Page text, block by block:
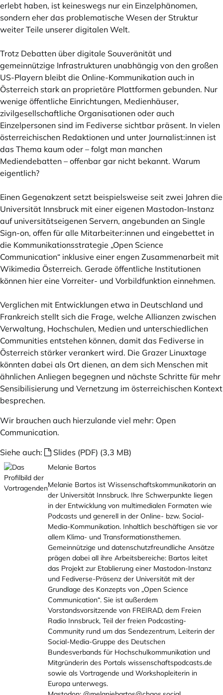
erlebt haben, ist keineswegs nur ein Einzelphänomen,
sondern eher das problematische Wesen der Struktur
weiter Teile unserer digitalen Welt.
Trotz Debatten über digitale Souveränität und
gemeinnützige Infrastrukturen unabhängig von den großen
US-Playern bleibt die Online-Kommunikation auch in
Österreich stark an proprietäre Plattformen gebunden. Nur
wenige öffentliche Einrichtungen, Medienhäuser,
zivilgesellschaftliche Organisationen oder auch
Einzelpersonen sind im Fediverse sichtbar präsent. In vielen
österreichischen Redaktionen und unter Journalist:innen ist
das Thema kaum oder – folgt man manchen
Mediendebatten – offenbar gar nicht bekannt. Warum
eigentlich?
Einen Gegenakzent setzt beispielsweise seit zwei Jahren die
Universität Innsbruck mit einer eigenen Mastodon-Instanz
auf universitätseigenen Servern, angebunden an Single
Sign-on, offen für alle Mitarbeiter:innen und eingebettet in
die Kommunikationsstrategie „Open Science
Communication“ inklusive einer engen Zusammenarbeit mit
Wikimedia Österreich. Gerade öffentliche Institutionen
können hier eine Vorreiter- und Vorbildfunktion einnehmen.
Verglichen mit Entwicklungen etwa in Deutschland und
Frankreich stellt sich die Frage, welche Allianzen zwischen
Verwaltung, Hochschulen, Medien und unterschiedlichen
Communities entstehen können, damit das Fediverse in
Österreich stärker verankert wird. Die Grazer Linuxtage
könnten dabei als Ort dienen, an dem sich Menschen mit
ähnlichen Anliegen begegnen und nächste Schritte für mehr
Sensibilisierung und Vernetzung im österreichischen Kontext
besprechen.
Wir brauchen auch hierzulande viel mehr: Open
Communication.
Siehe auch:
Slides (PDF) (3,3 MB)
Melanie Bartos
Melanie Bartos ist Wissenschaftskommunikatorin an
der Universität Innsbruck. Ihre Schwerpunkte liegen
in der Entwicklung von multimedialen Formaten wie
Podcasts und generell in der Online- bzw. Social-
Media-Kommunikation. Inhaltlich beschäftigen sie vor
allem Klima- und Transformationsthemen.
Gemeinnützige und datenschutzfreundliche Ansätze
prägen dabei all ihre Arbeitsbereiche: Bartos leitet
das Projekt zur Etablierung einer Mastodon-Instanz
und Fediverse-Präsenz der Universität mit der
Grundlage des Konzepts von „Open Science
Communication“. Sie ist außerdem
Vorstandsvorsitzende von FREIRAD, dem Freien
Radio Innsbruck, Teil der freien Podcasting-
Community rund um das Sendezentrum, Leiterin der
Social-Media-Gruppe des Deutschen
Bundesverbands für Hochschulkommunikation und
Mitgründerin des Portals wissenschaftspodcasts.de
sowie als Vortragende und Workshopleiterin in
Europa unterwegs.